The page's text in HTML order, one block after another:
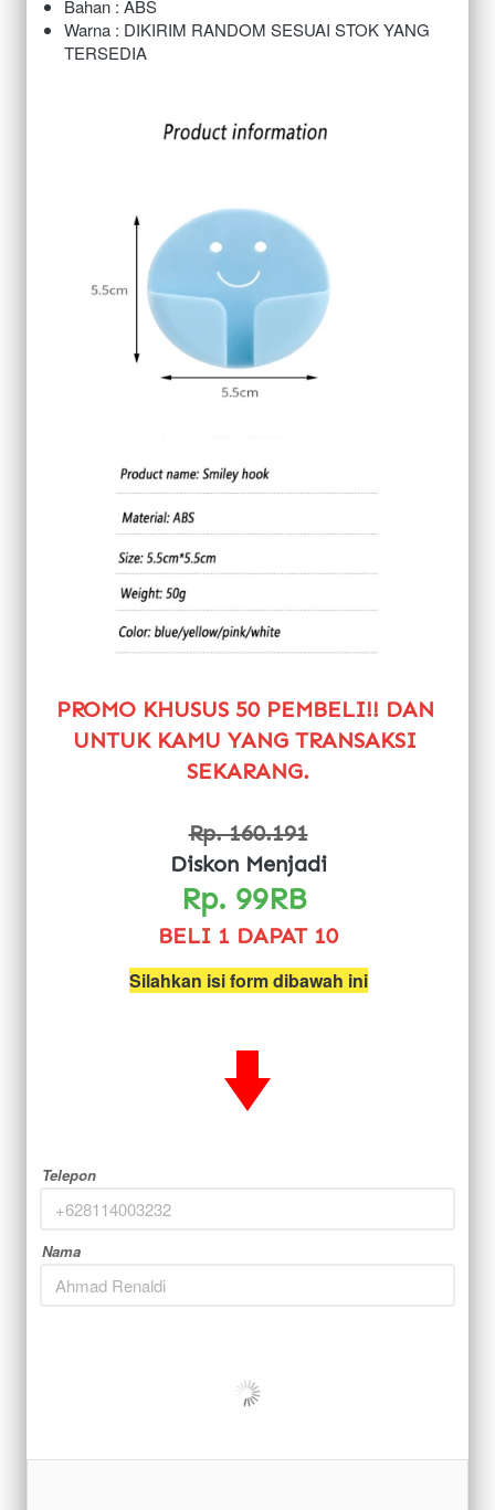
Bahan : ABS
Warna : DIKIRIM RANDOM SESUAI STOK YANG
TERSEDIA
PROMO KHUSUS 50 PEMBELI!! DAN
UNTUK KAMU YANG TRANSAKSI
SEKARANG.
Rp. 160.191
Diskon Menjadi
Rp. 99RB
BELI 1 DAPAT 10
Silahkan isi form dibawah ini
Telepon
Nama